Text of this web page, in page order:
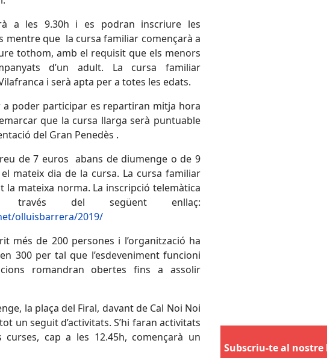
a les 9.30h i es podran inscriure les
mentre que la cursa familiar començarà a
tothom, amb el requisit que els menors
d’un adult. La cursa familiar
i serà apta per a totes les edats.
poder participar es repartiran mitja hora
que la cursa llarga serà puntuable
del Gran Penedès .
de 7 euros abans de diumenge o de 9
mateix dia de la cursa. La cursa familiar
la mateixa norma. La inscripció telemàtica
del següent enllaç:
olluisbarrera/2019/
més de 200 persones i l’organització ha
300 per tal que l’esdeveniment funcioni
romandran obertes fins a assolir
la plaça del Firal, davant de Cal Noi Noi
un seguit d’activitats. S’hi faran activitats
cap a les 12.45h, començarà un
Subscriu-te al